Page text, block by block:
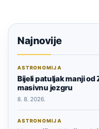
Najnovije
ASTRONOMIJA
Bijeli patuljak manji od
masivnu jezgru
8. 8. 2026.
ASTRONOMIJA